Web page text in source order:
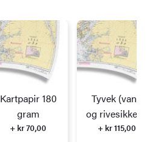
Kartpapir 180
gram
+ kr 70,00
Tyvek (vann
og rivesikkert)
+ kr 115,00